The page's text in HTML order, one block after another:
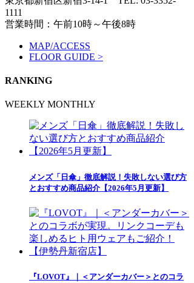
1111
営業時間：午前10時～午後8時
MAP/ACCESS
FLOOR GUIDE >
RANKING
WEEKLY MONTHLY
メンズ「日傘」徹底解説！失敗しない選び方
とおすすめ商品紹介【2026年5月更新】
『LOVOT』｜＜アンダーカバー＞とのコラ